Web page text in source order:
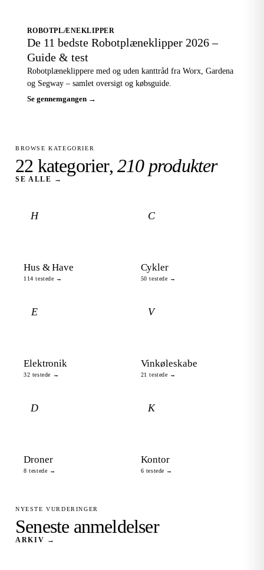
ROBOTPLÆNEKLIPPER
De 11 bedste Robotplæneklipper 2026 –
Guide & test
Robotplæneklippere med og uden kanttråd fra Worx, Gardena
og Segway – samlet oversigt og købsguide.
Se gennemgangen →
BROWSE KATEGORIER
22 kategorier, 210 produkter
SE ALLE →
H
Hus & Have
114 testede →
C
Cykler
50 testede →
E
Elektronik
32 testede →
V
Vinkøleskabe
21 testede →
D
Droner
8 testede →
K
Kontor
6 testede →
NYESTE VURDERINGER
Seneste anmeldelser
ARKIV →